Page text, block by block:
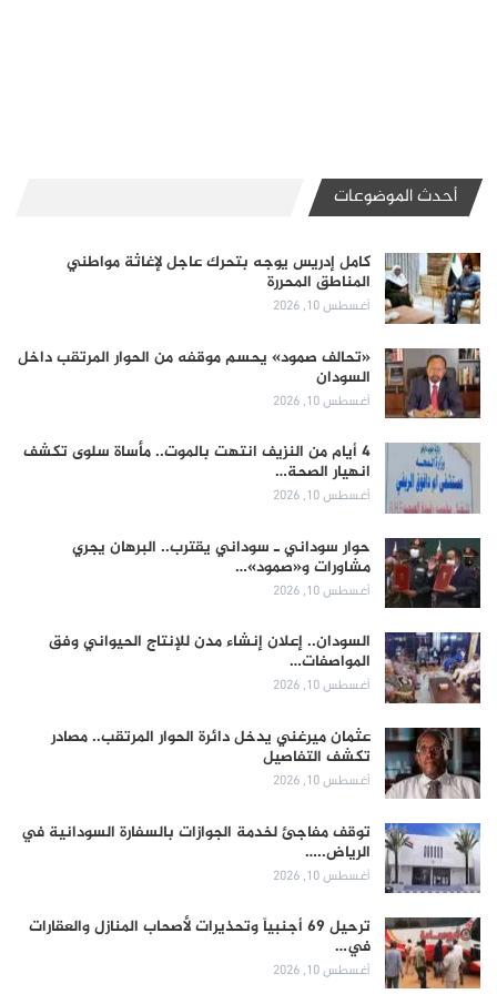
أحدث الموضوعات
كامل إدريس يوجه بتحرك عاجل لإغاثة مواطني
المناطق المحررة
أغسطس 10, 2026
«تحالف صمود» يحسم موقفه من الحوار المرتقب داخل
السودان
أغسطس 10, 2026
4 أيام من النزيف انتهت بالموت.. مأساة سلوى تكشف
انهيار الصحة…
أغسطس 10, 2026
حوار سوداني ـ سوداني يقترب.. البرهان يجري
مشاورات و«صمود»…
أغسطس 10, 2026
السودان.. إعلان إنشاء مدن للإنتاج الحيواني وفق
المواصفات…
أغسطس 10, 2026
عثمان ميرغني يدخل دائرة الحوار المرتقب.. مصادر
تكشف التفاصيل
أغسطس 10, 2026
توقف مفاجئ لخدمة الجوازات بالسفارة السودانية في
الرياض..…
أغسطس 10, 2026
ترحيل 69 أجنبياً وتحذيرات لأصحاب المنازل والعقارات
في…
أغسطس 10, 2026